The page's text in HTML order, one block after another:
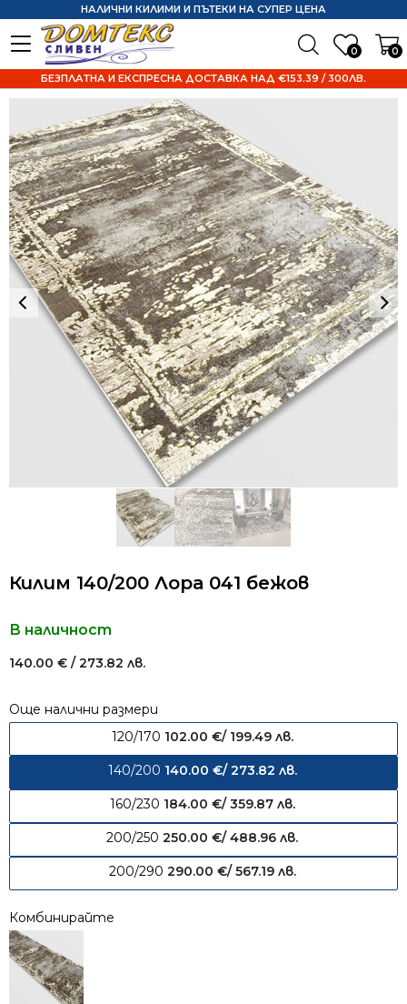
0 0
НАЛИЧНИ КИЛИМИ И ПЪТЕКИ НА СУПЕР ЦЕНА
БЕЗПЛАТНА И ЕКСПРЕСНА ДОСТАВКА НАД €153.39 / 300ЛВ.
Килим 140/200 Лора 041 бежов
В наличност
140.00 € / 273.82 лв.
Още налични размери
120/170 102.00 €/ 199.49 лв.
140/200 140.00 €/ 273.82 лв.
160/230 184.00 €/ 359.87 лв.
200/250 250.00 €/ 488.96 лв.
200/290 290.00 €/ 567.19 лв.
Комбинирайте